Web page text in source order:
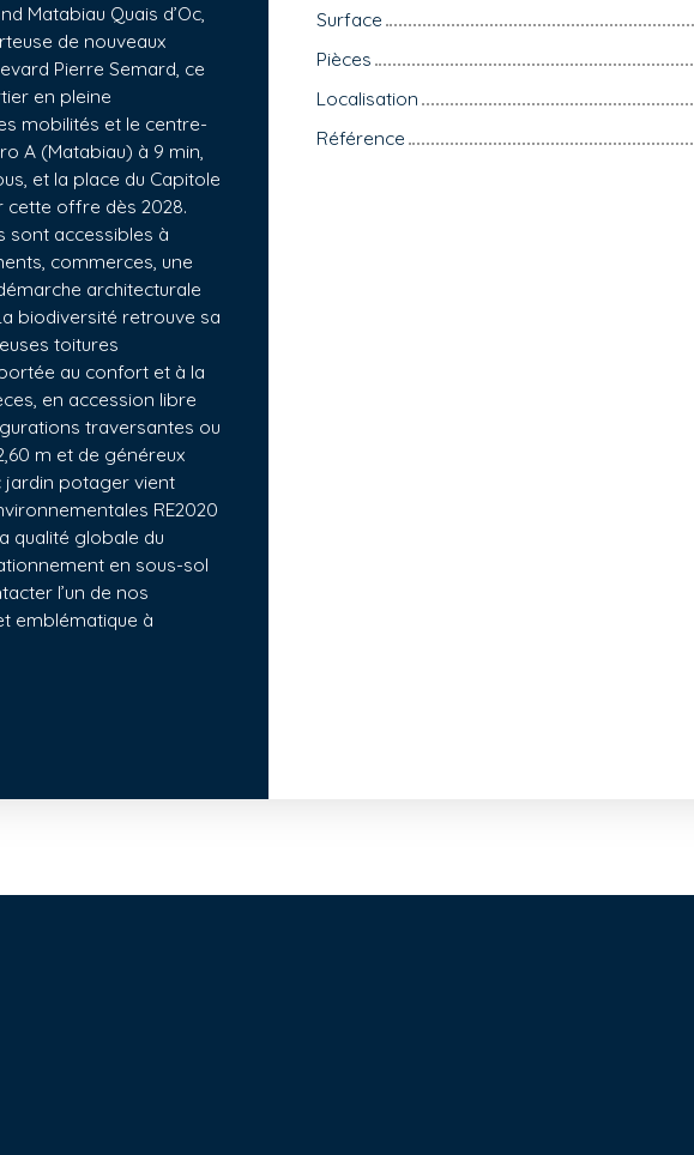
Matabiau Quais d’Oc,
de nouveaux
Pierre Semard, ce
en pleine
mobilités et le centre-
A (Matabiau) à 9 min,
et la place du Capitole
cette offre dès 2028.
sont accessibles à
commerces, une
architecturale
biodiversité retrouve sa
toitures
au confort et à la
en accession libre
traversantes ou
m et de généreux
jardin potager vient
RE2020
qualité globale du
en sous-sol
l’un de nos
emblématique à
Surface
Pièces
Localisation
Référence